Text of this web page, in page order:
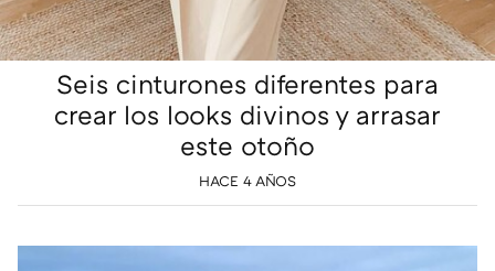
Seis cinturones diferentes para
crear los looks divinos y arrasar
este otoño
HACE 4 AÑOS